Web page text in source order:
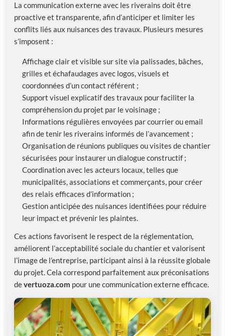
La communication externe avec les riverains doit être
proactive et transparente, afin d’anticiper et limiter les
conflits liés aux nuisances des travaux. Plusieurs mesures
s’imposent :
Affichage clair et visible sur site via palissades, bâches,
grilles et échafaudages avec logos, visuels et
coordonnées d’un contact référent ;
Support visuel explicatif des travaux pour faciliter la
compréhension du projet par le voisinage ;
Informations régulières envoyées par courrier ou email
afin de tenir les riverains informés de l’avancement ;
Organisation de réunions publiques ou visites de chantier
sécurisées pour instaurer un dialogue constructif ;
Coordination avec les acteurs locaux, telles que
municipalités, associations et commerçants, pour créer
des relais efficaces d’information ;
Gestion anticipée des nuisances identifiées pour réduire
leur impact et prévenir les plaintes.
Ces actions favorisent le respect de la réglementation,
améliorent l’acceptabilité sociale du chantier et valorisent
l’image de l’entreprise, participant ainsi à la réussite globale
du projet. Cela correspond parfaitement aux préconisations
devertuoza.com pour une communication externe efficace.